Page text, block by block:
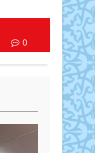
0